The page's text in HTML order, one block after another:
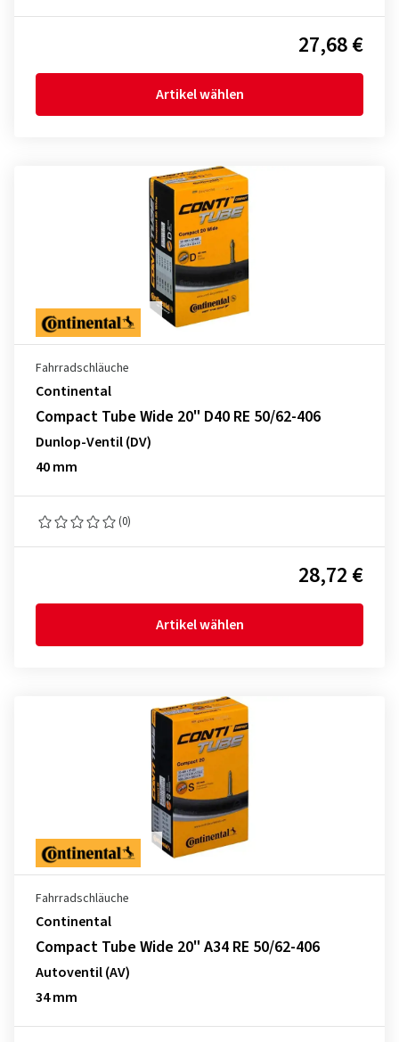
27,68 €
Artikel wählen
Fahrradschläuche
Continental
Compact Tube Wide 20" D40 RE 50/62-406
Dunlop-Ventil (DV)
40 mm
(0)
28,72 €
Artikel wählen
Fahrradschläuche
Continental
Compact Tube Wide 20" A34 RE 50/62-406
Autoventil (AV)
34 mm